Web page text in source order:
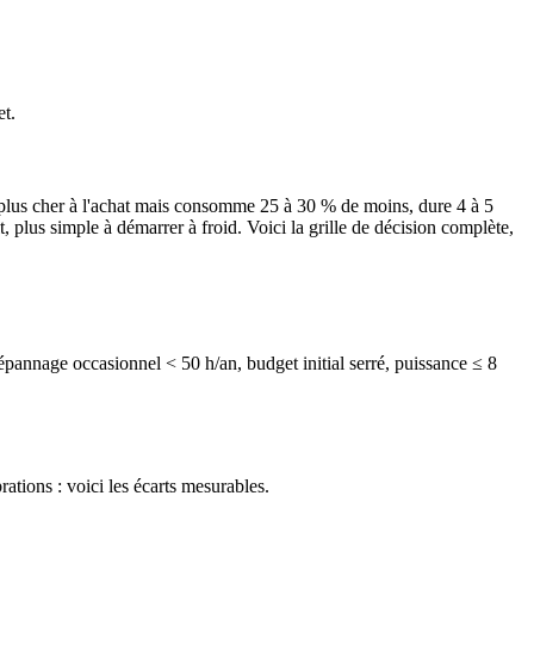
cher à l'achat mais consomme 25 à 30 % de moins, dure 4 à 5
plus simple à démarrer à froid. Voici la grille de décision complète,
occasionnel < 50 h/an, budget initial serré, puissance ≤ 8
: voici les écarts mesurables.